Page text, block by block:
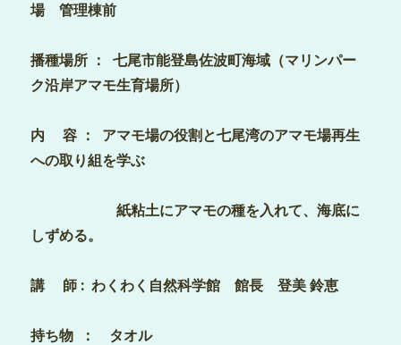
場 管理棟前
播種場所 ： 七尾市能登島佐波町海域（マリンパー
ク沿岸アマモ生育場所）
内 容 ： アマモ場の役割と七尾湾のアマモ場再生
への取り組を学ぶ
紙粘土にアマモの種を入れて、海底に
しずめる。
講 師 : わくわく自然科学館 館長 登美 鈴恵
持ち物 ： タオル